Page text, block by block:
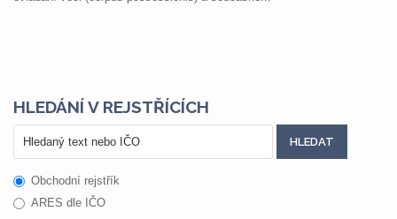
HLEDÁNÍ V REJSTŘÍCÍCH
Obchodní rejstřík
ARES dle IČO